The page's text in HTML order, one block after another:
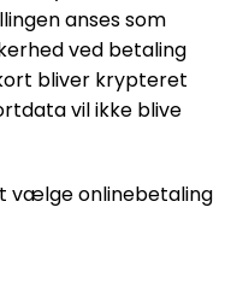
anses som
ved betaling
bliver krypteret
vil ikke blive
vælge onlinebetaling